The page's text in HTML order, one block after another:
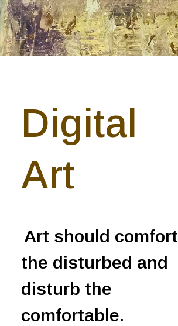
Digital
Art
Art should comfort
the disturbed and
disturb the
comfortable.